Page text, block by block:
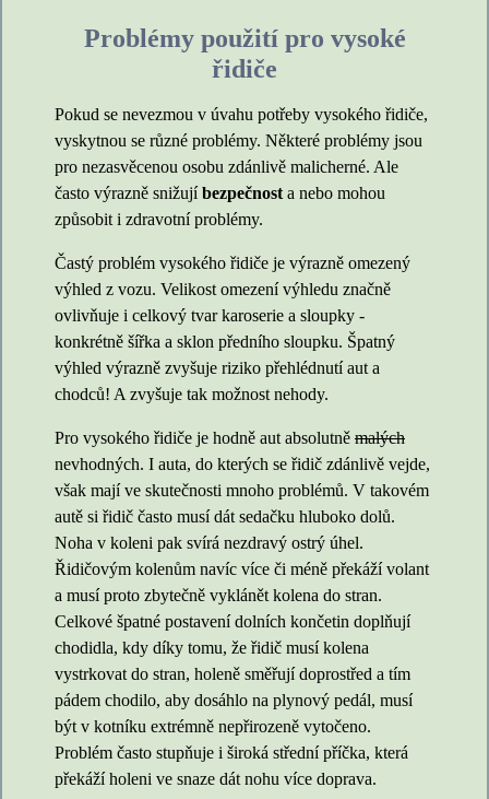
Problémy použití pro vysoké
řidiče
Pokud se nevezmou v úvahu potřeby vysokého řidiče,
vyskytnou se různé problémy. Některé problémy jsou
pro nezasvěcenou osobu zdánlivě malicherné. Ale
často výrazně snižujíbezpečnost a nebo mohou
způsobit i zdravotní problémy.
Častý problém vysokého řidiče je výrazně omezený
výhled z vozu. Velikost omezení výhledu značně
ovlivňuje i celkový tvar karoserie a sloupky -
konkrétně šířka a sklon předního sloupku. Špatný
výhled výrazně zvyšuje riziko přehlédnutí aut a
chodců! A zvyšuje tak možnost nehody.
Pro vysokého řidiče je hodně aut absolutně malých
nevhodných. I auta, do kterých se řidič zdánlivě vejde,
však mají ve skutečnosti mnoho problémů. V takovém
autě si řidič často musí dát sedačku hluboko dolů.
Noha v koleni pak svírá nezdravý ostrý úhel.
Řidičovým kolenům navíc více či méně překáží volant
a musí proto zbytečně vyklánět kolena do stran.
Celkové špatné postavení dolních končetin doplňují
chodidla, kdy díky tomu, že řidič musí kolena
vystrkovat do stran, holeně směřují doprostřed a tím
pádem chodilo, aby dosáhlo na plynový pedál, musí
být v kotníku extrémně nepřirozeně vytočeno.
Problém často stupňuje i široká střední příčka, která
překáží holeni ve snaze dát nohu více doprava.